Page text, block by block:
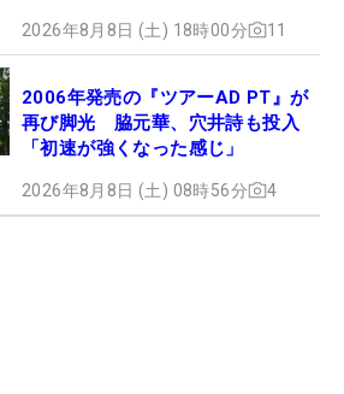
2026年8月8日 (土) 18時00分 11
2006年発売の『ツアーAD PT』が
再び脚光 脇元華、穴井詩も投入
「初速が強くなった感じ」
2026年8月8日 (土) 08時56分 4